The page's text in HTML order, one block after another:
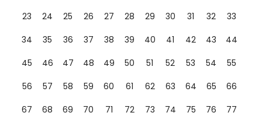
23
24 25 26 27 28 29 30 31 32
33
34
35 36 37 38 39 40 41 42 43
44
45
46 47 48 49 50 51 52 53 54
55
56
57 58 59 60 61 62 63 64 65
66
67
68 69 70 71 72 73 74 75 76
77